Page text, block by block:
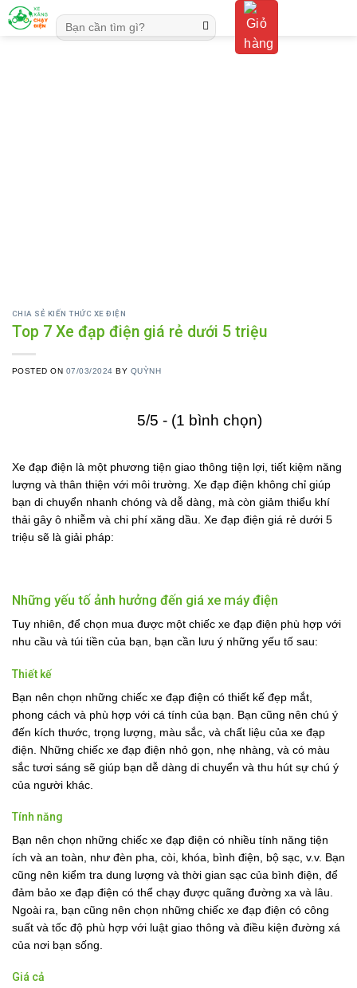
Skip
to
Tìm
kiếm:
CHIA SẺ KIẾN THỨC XE ĐIỆN
Top 7 Xe đạp điện giá rẻ dưới 5 triệu
POSTED ON 07/03/2024 BY QUỲNH
5/5 - (1 bình chọn)
Xe đạp điện là một phương tiện giao thông tiện lợi, tiết kiệm năng
lượng và thân thiện với môi trường. Xe đạp điện không chỉ giúp
bạn di chuyển nhanh chóng và dễ dàng, mà còn giảm thiểu khí
thải gây ô nhiễm và chi phí xăng dầu. Xe đạp điện giá rẻ dưới 5
triệu sẽ là giải pháp:
Những yếu tố ảnh hưởng đến giá xe máy điện
Tuy nhiên, để chọn mua được một chiếc xe đạp điện phù hợp với
nhu cầu và túi tiền của bạn, bạn cần lưu ý những yếu tố sau:
Thiết kế
Bạn nên chọn những chiếc xe đạp điện có thiết kế đẹp mắt,
phong cách và phù hợp với cá tính của bạn. Bạn cũng nên chú ý
đến kích thước, trọng lượng, màu sắc, và chất liệu của xe đạp
điện. Những chiếc xe đạp điện nhỏ gọn, nhẹ nhàng, và có màu
sắc tươi sáng sẽ giúp bạn dễ dàng di chuyển và thu hút sự chú ý
của người khác.
Tính năng
Bạn nên chọn những chiếc xe đạp điện có nhiều tính năng tiện
ích và an toàn, như đèn pha, còi, khóa, bình điện, bộ sạc, v.v. Bạn
cũng nên kiểm tra dung lượng và thời gian sạc của bình điện, để
đảm bảo xe đạp điện có thể chạy được quãng đường xa và lâu.
Ngoài ra, bạn cũng nên chọn những chiếc xe đạp điện có công
suất và tốc độ phù hợp với luật giao thông và điều kiện đường xá
của nơi bạn sống.
Giá cả